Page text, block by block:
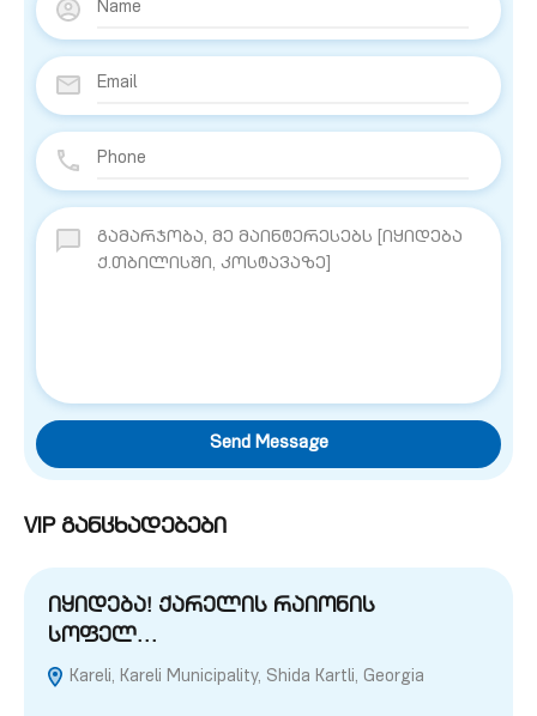
Send Message
VIP განცხადებები
იყიდება! ქარელის რაიონის
სოფელ…
Kareli, Kareli Municipality, Shida Kartli, Georgia